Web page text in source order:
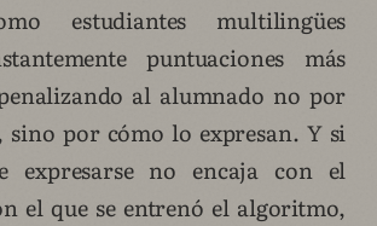
estudiantes multilingües
puntuaciones más
al alumnado no por
sino por cómo lo expresan. Y si
expresarse no encaja con el
el que se entrenó el algoritmo,